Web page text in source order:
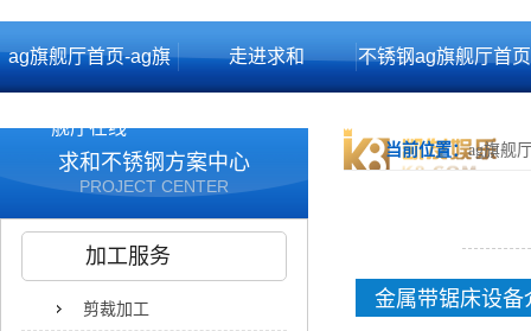
ag旗舰厅首页-ag旗
舰厅在线
走进求和 不锈钢ag旗舰厅首页
求和不锈钢方案中心
PROJECT CENTER
加工服务
剪裁加工
当前位置：ag旗舰
金属带锯床设备